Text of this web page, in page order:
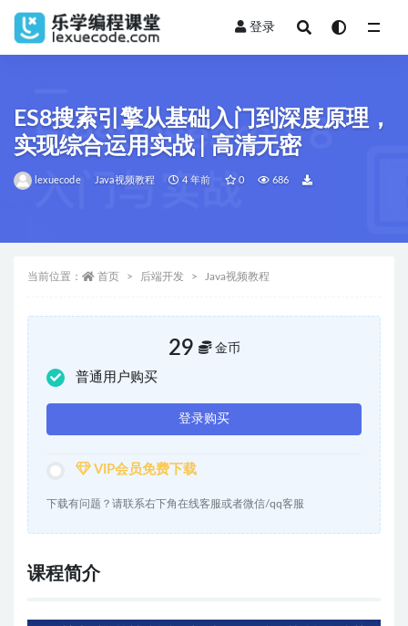
登录
ES8搜索引擎从基础入门到深度原理，
实现综合运用实战 | 高清无密
lexuecode Java视频教程 4 年前 0 686
当前位置： 首页 后端开发 Java视频教程
29 金币
普通用户购买
登录购买
VIP会员免费下载
下载有问题？请联系右下角在线客服或者微信/qq客服
课程简介